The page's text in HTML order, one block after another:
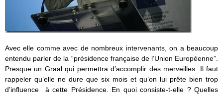
Avec elle comme avec de nombreux intervenants, on a beaucoup
entendu parler de la “présidence française de l’Union Européenne”.
Presque un Graal qui permettra d’accomplir des merveilles. Il faut
rappeler qu’elle ne dure que six mois et qu’on lui prête bien trop
d’influence à cette Présidence. En quoi consiste-t-elle ? Quelles